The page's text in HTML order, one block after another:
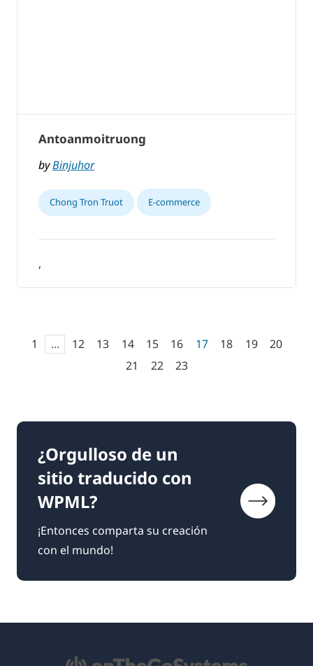
Antoanmoitruong
byBinjuhor
Chong Tron Truot E-commerce
,
1 ... 12 13 14 15 16 17 18 19
20
21
22 23
¿Orgulloso de un
sitio traducido con
WPML?
¡Entonces comparta su creación
con el mundo!